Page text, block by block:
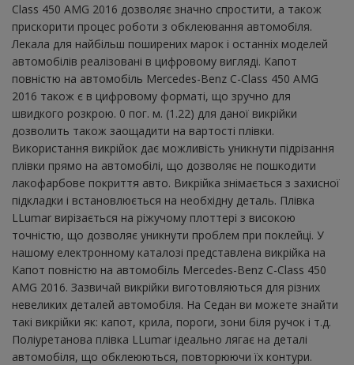
Class 450 AMG 2016 дозволяє значно спростити, а також
прискорити процес роботи з обклеювання автомобіля.
Лекала для найбільш поширених марок і останніх моделей
автомобілів реалізовані в цифровому вигляді. Капот
повністю на автомобіль Mercedes-Benz C-Class 450 AMG
2016 також є в цифровому форматі, що зручно для
швидкого розкрою. 0 пог. м. (1.22) для даної викрійки
дозволить також заощадити на вартості плівки.
Використання викрійок дає можливість уникнути підрізання
плівки прямо на автомобілі, що дозволяє не пошкодити
лакофарбове покриття авто. Викрійка знімається з захисної
підкладки і встановлюється на необхідну деталь. Плівка
LLumar вирізається на ріжучому плоттері з високою
точністю, що дозволяє уникнути проблем при поклейці. У
нашому електронному каталозі представлена ​​викрійка на
Капот повністю на автомобіль Mercedes-Benz C-Class 450
AMG 2016. Зазвичай викрійки виготовляються для різних
невеликих деталей автомобіля. На Седан ви можете знайти
такі викрійки як: капот, крила, пороги, зони біля ручок і т.д.
Поліуретанова плівка LLumar ідеально лягає на деталі
автомобіля, що обклеюються, повторюючи їх контури.